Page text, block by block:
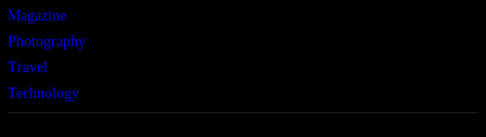
Magazine
Photography
Travel
Technology